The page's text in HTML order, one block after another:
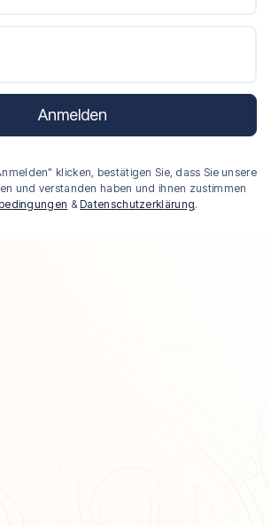
Anmelden
klicken, bestätigen Sie, dass Sie unsere
und verstanden haben und ihnen zustimmen
& Datenschutzerklärung.